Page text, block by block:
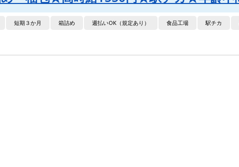
短期３か月 箱詰め 週払いOK（規定あり） 食品工場 駅チカ